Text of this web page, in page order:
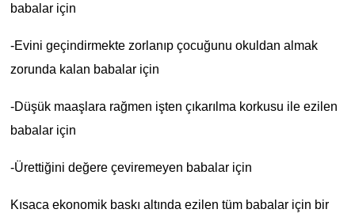
babalar için
-Evini geçindirmekte zorlanıp çocuğunu okuldan almak
zorunda kalan babalar için
-Düşük maaşlara rağmen işten çıkarılma korkusu ile ezilen
babalar için
-Ürettiğini değere çeviremeyen babalar için
Kısaca ekonomik baskı altında ezilen tüm babalar için bir